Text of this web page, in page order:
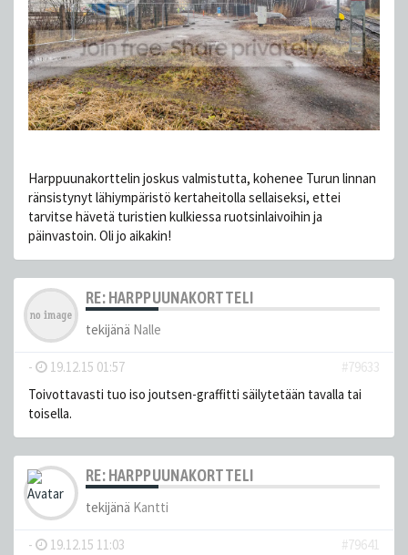
Harppuunakorttelin joskus valmistutta, kohenee Turun linnan
ränsistynyt lähiympäristö kertaheitolla sellaiseksi, ettei
tarvitse hävetä turistien kulkiessa ruotsinlaivoihin ja
päinvastoin. Oli jo aikakin!
RE: HARPPUUNAKORTTELI
tekijänä Nalle
- 19.12.15 01:57
#79633
Toivottavasti tuo iso joutsen-graffitti säilytetään tavalla tai
toisella.
RE: HARPPUUNAKORTTELI
tekijänä Kantti
- 19.12.15 11:03
#79641